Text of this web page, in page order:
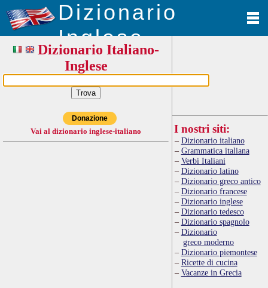
Dizionario
Inglese
Dizionario Italiano-
Inglese
Donazione
Vai al dizionario inglese-italiano I nostri siti:
Dizionario italiano
Grammatica italiana
Verbi Italiani
Dizionario latino
Dizionario greco antico
Dizionario francese
Dizionario inglese
Dizionario tedesco
Dizionario spagnolo
Dizionario
greco moderno
Dizionario piemontese
Ricette di cucina
Vacanze in Grecia